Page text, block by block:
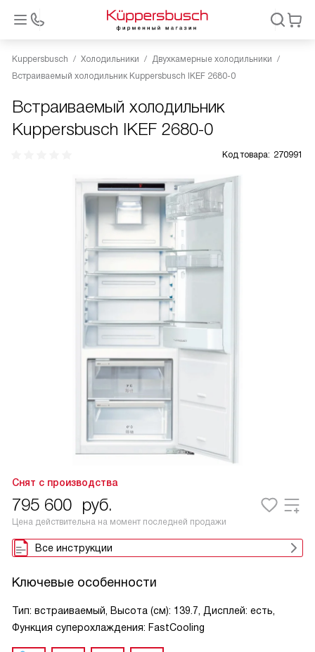
Kuppersbusch Холодильники
Двухкамерные холодильники
Встраиваемый холодильник Kuppersbusch IKEF 2680-0
Встраиваемый холодильник
Kuppersbusch IKEF 2680-0
Код товара: 270991
Снят с производства
795 600 руб.
Цена действительна на момент последней продажи
Все инструкции
Ключевые особенности
Тип: встраиваемый, Высота (см): 139.7, Дисплей: есть,
Функция суперохлаждения: FastCooling